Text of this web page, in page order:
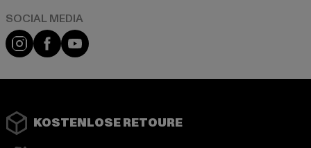
Instagram
FacebookYouTube
KOSTENLOSE RETOURE